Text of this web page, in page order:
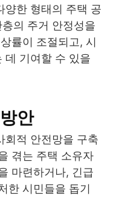
양한 형태의 주택 공
의 주거 안정성을
률이 조절되고, 시
데 기여할 수 있을
안
회적 안전망을 구축
겪는 주택 소유자
마련하거나, 긴급
한 시민들을 돕기